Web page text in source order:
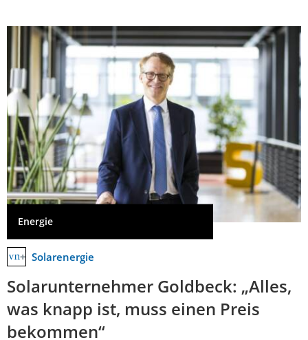
Energie
Solarenergie
Solarunternehmer Goldbeck: „Alles,
was knapp ist, muss einen Preis
bekommen“